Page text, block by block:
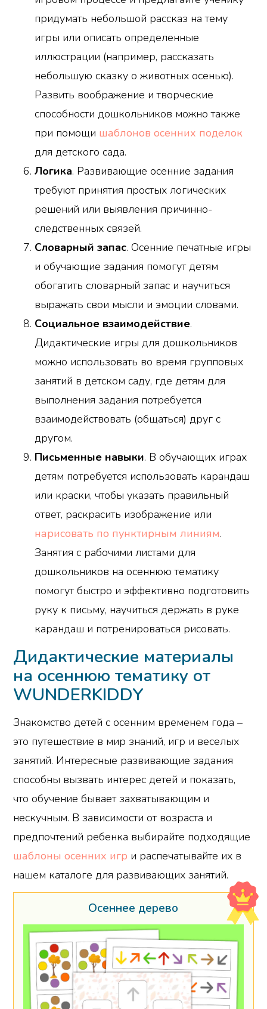
придумать небольшой рассказ на тему
игры или описать определенные
иллюстрации (например, рассказать
небольшую сказку о животных осенью).
Развить воображение и творческие
способности дошкольников можно также
при помощи шаблонов осенних поделок
для детского сада.
Логика. Развивающие осенние задания
требуют принятия простых логических
решений или выявления причинно-
следственных связей.
Словарный запас. Осенние печатные игры
и обучающие задания помогут детям
обогатить словарный запас и научиться
выражать свои мысли и эмоции словами.
Социальное взаимодействие.
Дидактические игры для дошкольников
можно использовать во время групповых
занятий в детском саду, где детям для
выполнения задания потребуется
взаимодействовать (общаться) друг с
другом.
Письменные навыки. В обучающих играх
детям потребуется использовать карандаш
или краски, чтобы указать правильный
ответ, раскрасить изображение или
нарисовать по пунктирным линиям.
Занятия с рабочими листами для
дошкольников на осеннюю тематику
помогут быстро и эффективно подготовить
руку к письму, научиться держать в руке
карандаш и потренироваться рисовать.
Дидактические материалы
на осеннюю тематику от
WUNDERKIDDY
Знакомство детей с осенним временем года –
это путешествие в мир знаний, игр и веселых
занятий. Интересные развивающие задания
способны вызвать интерес детей и показать,
что обучение бывает захватывающим и
нескучным. В зависимости от возраста и
предпочтений ребенка выбирайте подходящие
шаблоны осенних игр и распечатывайте их в
нашем каталоге для развивающих занятий.
Осеннее дерево